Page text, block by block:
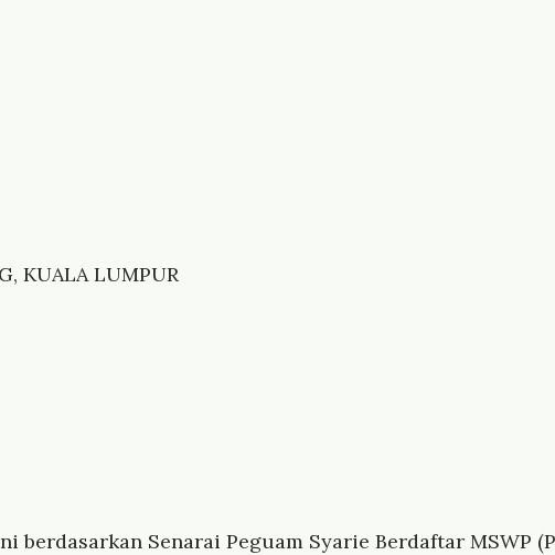
KUALA LUMPUR
berdasarkan Senarai Peguam Syarie Berdaftar MSWP